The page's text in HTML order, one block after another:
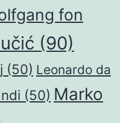
fon
(90)
(50) Leonardo da
(50) Marko